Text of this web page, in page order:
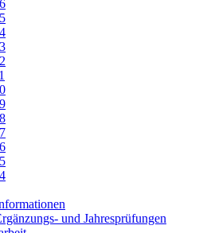
und Jahresprüfungen